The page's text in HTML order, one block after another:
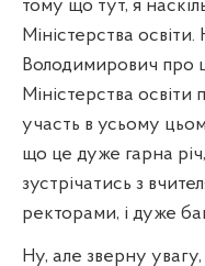
тому що тут, я
Міністерства освіти.
Володимирович про
Міністерства
участь в усьому
що це дуже гарна
зустрічатись з
ректорами, і дуже
Ну, але зверну